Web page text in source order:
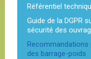
Référentiel
Guide de la DGPR
sécurité des
des barrage-poids